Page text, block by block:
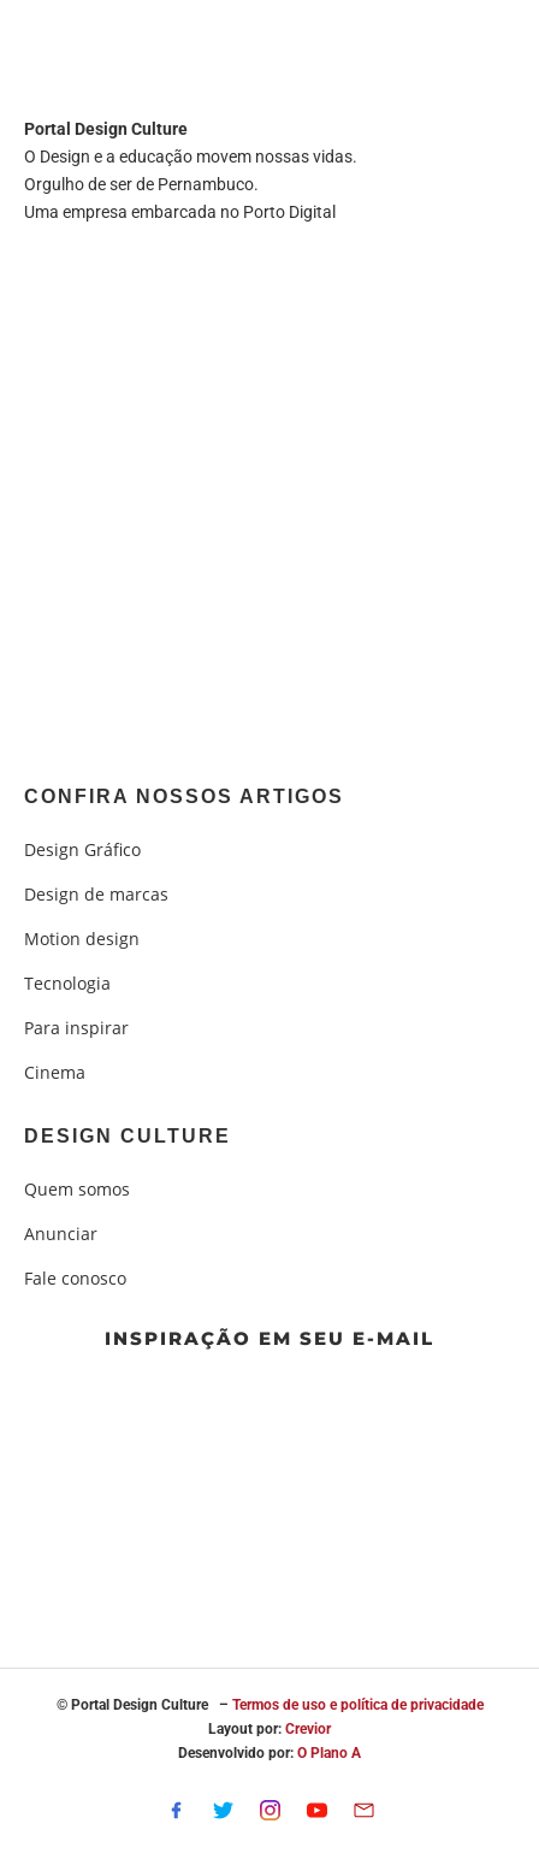
Portal Design Culture
O Design e a educação movem nossas vidas.
Orgulho de ser de Pernambuco.
Uma empresa embarcada no Porto Digital
CONFIRA NOSSOS ARTIGOS
Design Gráfico
Design de marcas
Motion design
Tecnologia
Para inspirar
Cinema
DESIGN CULTURE
Quem somos
Anunciar
Fale conosco
INSPIRAÇÃO EM SEU E-MAIL
© Portal Design Culture – Termos de uso e política de privacidade
Layout por: Crevior
Desenvolvido por: O Plano A